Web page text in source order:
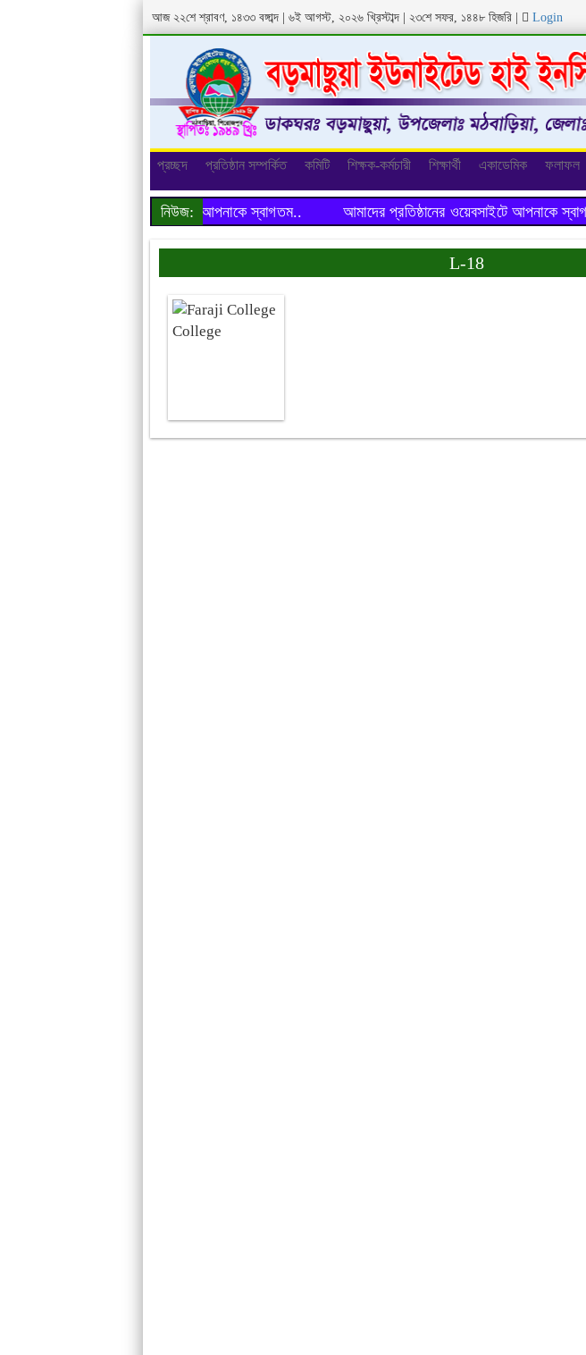
আজ ২২শে শ্রাবণ, ১৪৩৩ বঙ্গাব্দ | ৬ই আগস্ট, ২০২৬ খ্রিস্টাব্দ | ২৩শে সফর, ১৪৪৮ হিজরি Login
প্রচ্ছদ প্রতিষ্ঠান সম্পর্কিত কমিটি শিক্ষক-কর্মচারী শিক্ষার্থী একাডেমিক ফলাফল
নিউজ: আমাদের প্রতিষ্ঠানের ওয়েবসাইটে আপনাকে স্বাগতম..
প্রতিষ্ঠানের ওয়েবসাইটে আপনাকে স্বাগতম..
L-18